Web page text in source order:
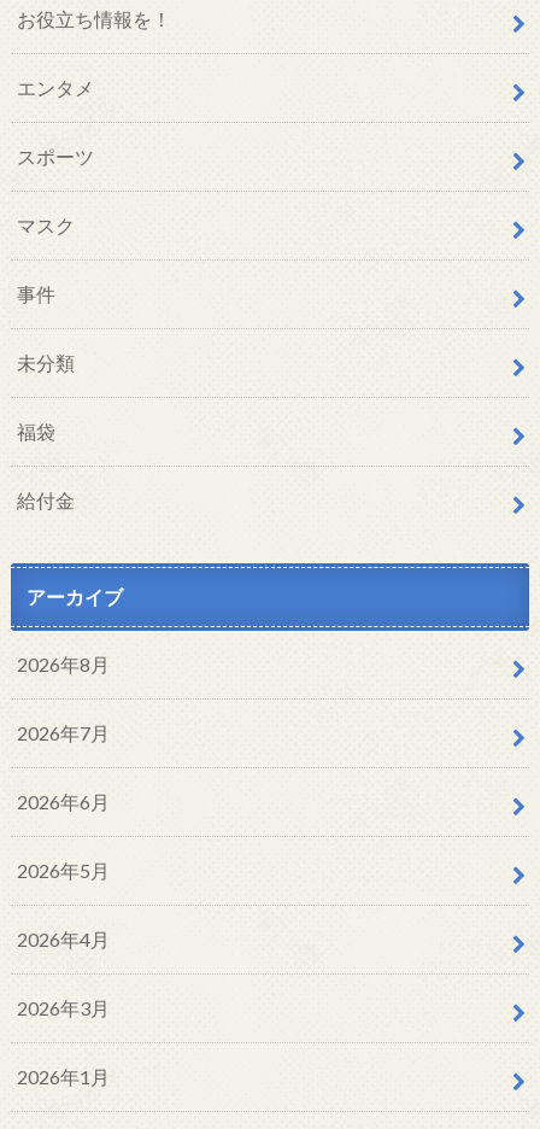
お役立ち情報を！
エンタメ
スポーツ
マスク
事件
未分類
福袋
給付金
アーカイブ
2026年8月
2026年7月
2026年6月
2026年5月
2026年4月
2026年3月
2026年1月